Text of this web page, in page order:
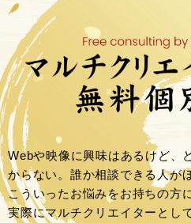
Webや映像に興味はあるけど、
からない。誰か相談できる人が
こういったお悩みをお持ちの方
実際にマルチクリエイターとし